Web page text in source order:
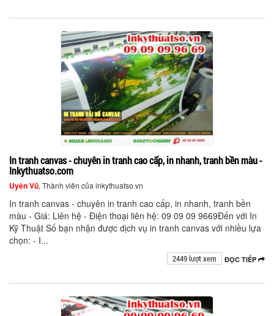
In tranh canvas - chuyên in tranh cao cấp, in nhanh, tranh bền màu -
Inkythuatso.com
Uyên Vũ, Thành viên của inkythuatso.vn
In tranh canvas - chuyên in tranh cao cấp, in nhanh, tranh bền
màu - Giá: Liên hệ - Điện thoại liên hệ: 09 09 09 9669Đến với In
Kỹ Thuật Số bạn nhận được dịch vụ in tranh canvas với nhiều lựa
chọn: - I...
ĐỌC TIẾP
2449 lượt xem